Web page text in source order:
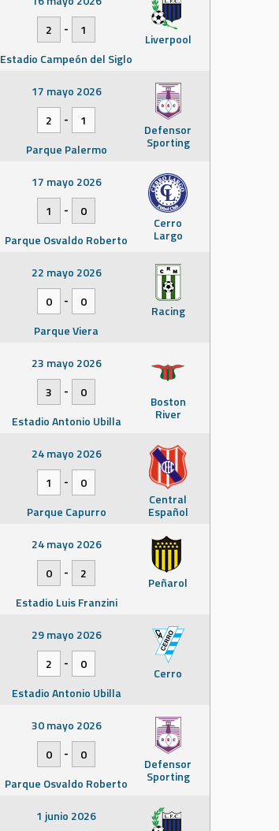
Liverpool
2
-
1
Estadio Campeón del Siglo
Defensor
Sporting
17 mayo 2026
2
-
1
Parque Palermo
Cerro
Largo
17 mayo 2026
1
-
0
Parque Osvaldo Roberto
Racing
22 mayo 2026
0
-
0
Parque Viera
Boston
River
23 mayo 2026
3
-
0
Estadio Antonio Ubilla
Central
Español
24 mayo 2026
1
-
0
Parque Capurro
Peñarol
24 mayo 2026
0
-
2
Estadio Luis Franzini
Cerro
29 mayo 2026
2
-
0
Estadio Antonio Ubilla
Defensor
Sporting
30 mayo 2026
0
-
0
Parque Osvaldo Roberto
1 junio 2026